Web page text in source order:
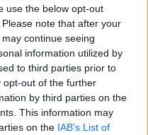
use the below opt-out
note that after your
continue seeing
information utilized by
to third parties prior to
opt-out of the further
by third parties on the
This information may
on the IAB’s List of